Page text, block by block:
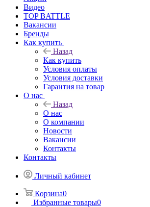
Видео
TOP BATTLE
Вакансии
Бренды
Как купить
Назад
Как купить
Условия оплаты
Условия доставки
Гарантия на товар
О нас
Назад
О нас
О компании
Новости
Вакансии
Контакты
Контакты
Личный кабинет
Корзина0
Избранные товары0